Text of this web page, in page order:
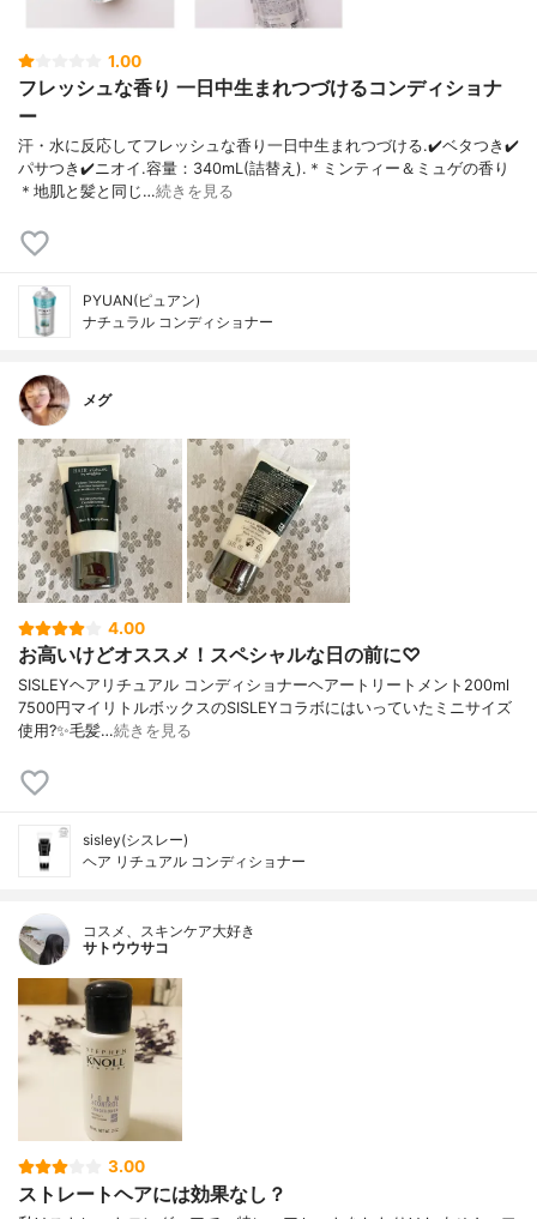
1.00
フレッシュな香り 一日中生まれつづけるコンディショナ
ー
汗・水に反応してフレッシュな香り一日中生まれつづける.✔️ベタつき✔️
パサつき✔️ニオイ.容量：340mL(詰替え).＊ミンティー＆ミュゲの香り
＊地肌と髪と同じ…続きを見る
PYUAN(ピュアン)
ナチュラル コンディショナー
メグ
4.00
お高いけどオススメ！スペシャルな日の前に♡
SISLEYヘアリチュアル コンディショナーヘアートリートメント200ml
7500円マイリトルボックスのSISLEYコラボにはいっていたミニサイズ
使用?✨毛髪…続きを見る
sisley(シスレー)
ヘア リチュアル コンディショナー
コスメ、スキンケア大好き
サトウウサコ
3.00
ストレートヘアには効果なし？